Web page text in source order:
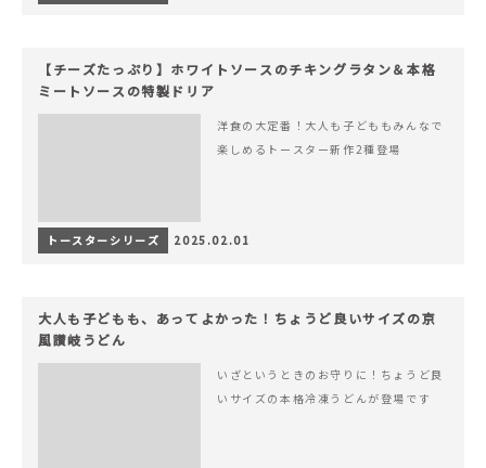
【チーズたっぷり】ホワイトソースのチキングラタン＆本格
ミートソースの特製ドリア
洋食の大定番！大人も子どももみんなで
楽しめるトースター新作2種登場
トースターシリーズ 2025.02.01
大人も子どもも、あってよかった！ちょうど良いサイズの京
風讃岐うどん
いざというときのお守りに！ちょうど良
いサイズの本格冷凍うどんが登場です